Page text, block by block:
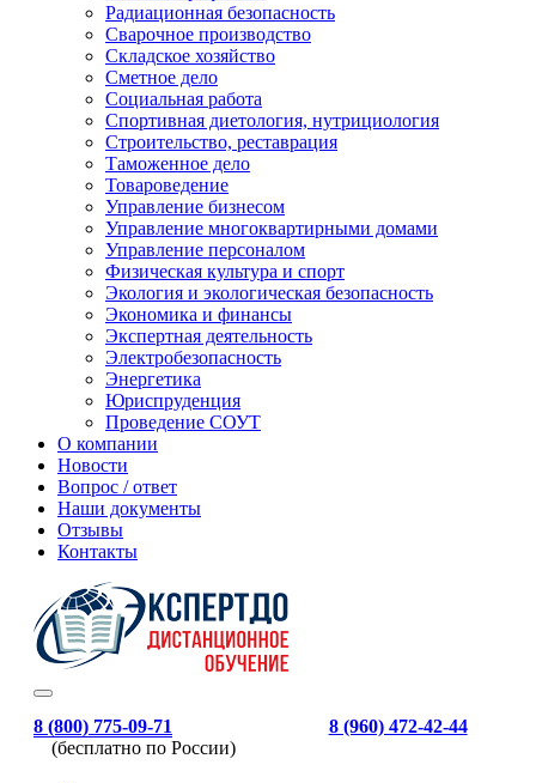
Радиационная безопасность
Сварочное производство
Складское хозяйство
Сметное дело
Социальная работа
Спортивная диетология, нутрициология
Строительство, реставрация
Таможенное дело
Товароведение
Управление бизнесом
Управление многоквартирными домами
Управление персоналом
Физическая культура и спорт
Экология и экологическая безопасность
Экономика и финансы
Экспертная деятельность
Электробезопасность
Энергетика
Юриспруденция
Проведение СОУТ
О компании
Новости
Вопрос / ответ
Наши документы
Отзывы
Контакты
8 (800) 775-09-71
(бесплатно по России)
8 (960) 472-42-44